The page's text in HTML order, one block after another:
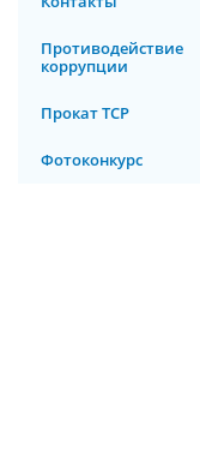
Противодействие
коррупции
Прокат ТСР
Фотоконкурс